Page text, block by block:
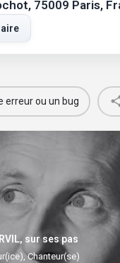
75009 Paris,
erreur ou un bug
sur ses pas
Chanteur(se)